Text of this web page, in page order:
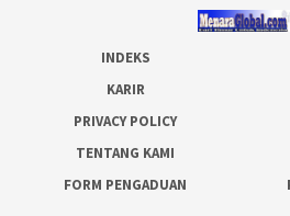
INDEKS
KARIR
PRIVACY POLICY
TENTANG KAMI
FORM PENGADUAN